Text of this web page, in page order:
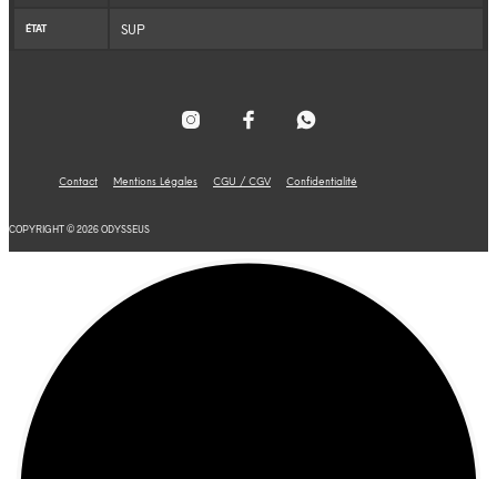
ÉTAT SUP
Contact Mentions Légales CGU / CGV Confidentialité
COPYRIGHT © 2026 ODYSSEUS